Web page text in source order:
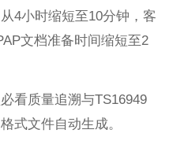
4小时缩短至10分钟，客
文档准备时间缩短至2
看质量追溯与TS16949
式文件自动生成。